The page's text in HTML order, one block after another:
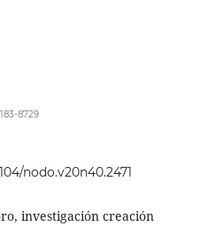
8729
nodo.v20n40.2471
investigación creación